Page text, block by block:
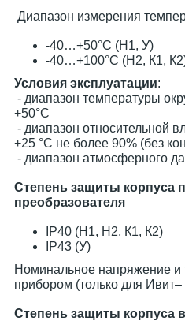
Диапазон измерения
-40…+50°С (Н1, У)
-40…+100°С (Н2, К1,
Условия эксплуатации:
- диапазон температуры
+50°С
- диапазон относительной
+25 °С не более 90% (без
- диапазон атмосферного
Степень защиты корпуса
преобразователя
IP40 (Н1, Н2, К1, К2)
IP43 (У)
Номинальное напряжение и
прибором (только для
Степень защиты корпуса